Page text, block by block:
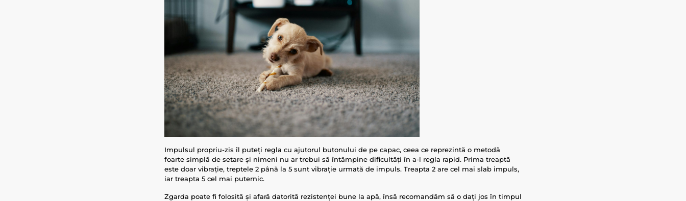
Impulsul propriu-zis îl puteți regla cu ajutorul butonului de pe capac, ceea ce reprezintă o metodă
foarte simplă de setare și nimeni nu ar trebui să întâmpine dificultăți în a-l regla rapid. Prima treaptă
este doar vibrație, treptele 2 până la 5 sunt vibrație urmată de impuls. Treapta 2 are cel mai slab impuls,
iar treapta 5 cel mai puternic.
Zgarda poate fi folosită și afară datorită rezistenței bune la apă, însă recomandăm să o dați jos în timpul